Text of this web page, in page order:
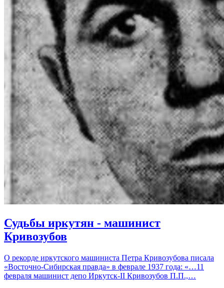
Судьбы иркутян - машинист
Кривозубов
О рекорде иркутского машиниста Петра Кривозубова писала
«Восточно-Сибирская правда» в феврале 1937 года: «…11
февраля машинист депо Иркутск-II Кривозубов П.П.,…